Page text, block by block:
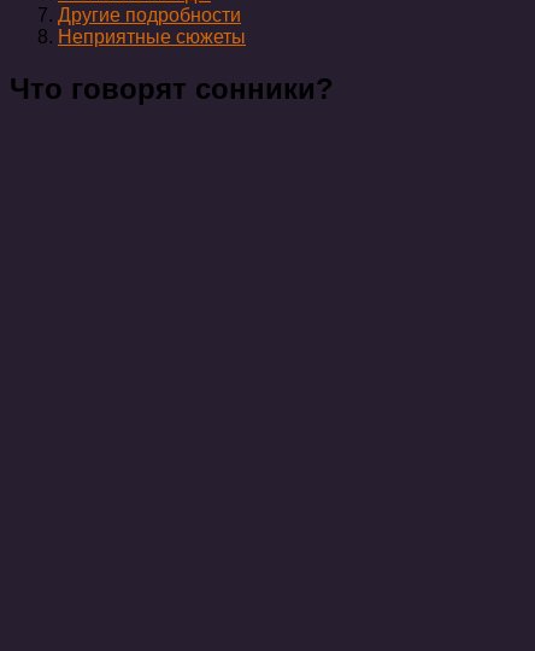
Другие подробности
Неприятные сюжеты
Что говорят сонники?